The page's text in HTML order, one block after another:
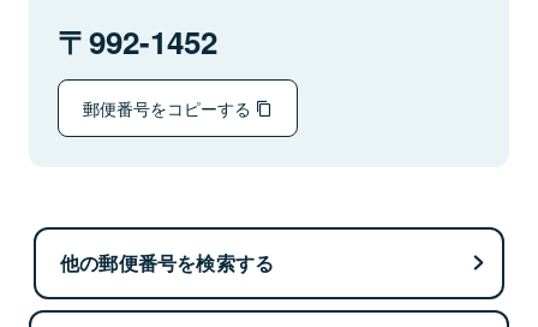
992-1452
郵便番号をコピーする
他の郵便番号を検索する